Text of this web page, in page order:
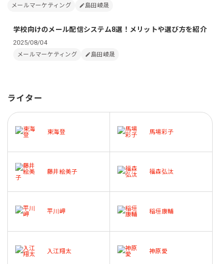
メールマーケティング 島田崚晟
学校向けのメール配信システム8選！メリットや選び方を紹介
2025/08/04
メールマーケティング 島田崚晟
ライター
東海登 馬場彩子
藤井絵美子 福森弘汰
平川岬 稲垣康輔
入江翔太 神原愛